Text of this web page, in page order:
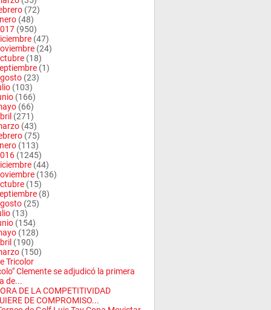
(72)
(48)
(950)
(47)
(24)
(18)
(1)
(23)
(103)
(166)
(66)
(271)
(43)
(75)
(113)
(1245)
(44)
(136)
(15)
(8)
(25)
(13)
(154)
(128)
(190)
(150)
Tricolor
Clemente se adjudicó la primera
de...
DE LA COMPETITIVIDAD
DE COMPROMISO...